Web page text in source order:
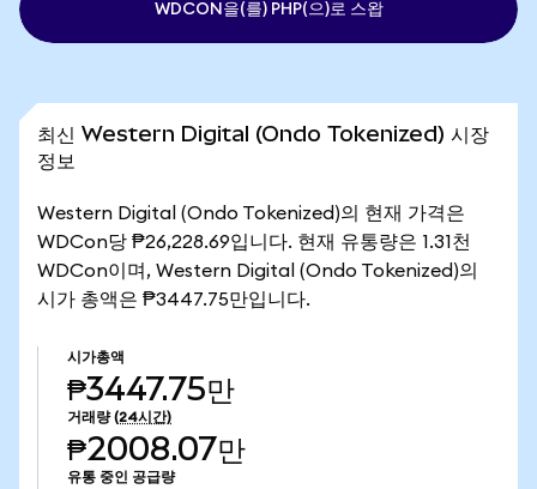
WDCON을(를) PHP(으)로 스왑
최신 Western Digital (Ondo Tokenized) 시장
정보
Western Digital (Ondo Tokenized)의 현재 가격은
WDCon당 ₱26,228.69입니다. 현재 유통량은 1.31천
WDCon이며, Western Digital (Ondo Tokenized)의
시가 총액은 ₱3447.75만입니다.
시가총액
₱3447.75만
거래량 (24시간)
₱2008.07만
유통 중인 공급량